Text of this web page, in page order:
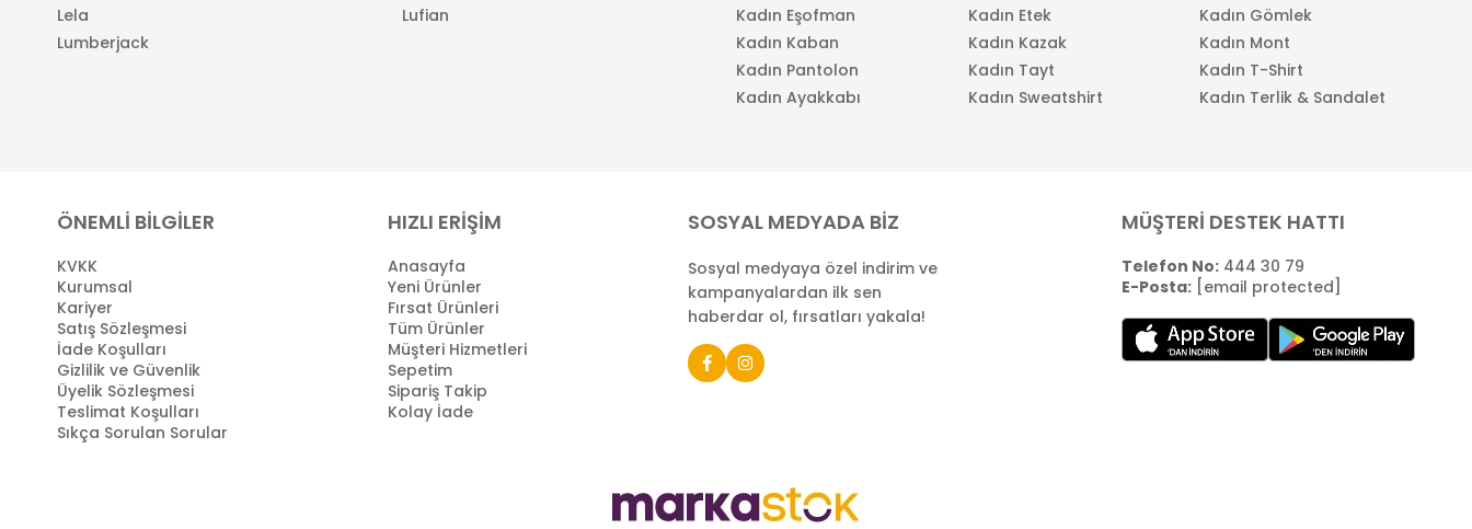
Lela
Lufian
Lumberjack
Kadın Eşofman
Kadın Etek
Kadın Gömlek
Kadın Kaban
Kadın Kazak
Kadın Mont
Kadın Pantolon
Kadın Tayt
Kadın T-Shirt
Kadın Ayakkabı
Kadın Sweatshirt Kadın Terlik & Sandalet
ÖNEMLİ BİLGİLER
KVKK
Kurumsal
Kariyer
Satış Sözleşmesi
İade Koşulları
Gizlilik ve Güvenlik
Üyelik Sözleşmesi
Teslimat Koşulları
Sıkça Sorulan Sorular
HIZLI ERİŞİM
Anasayfa
Yeni Ürünler
Fırsat Ürünleri
Tüm Ürünler
Müşteri Hizmetleri
Sepetim
Sipariş Takip
Kolay İade
SOSYAL MEDYADA BİZ
Sosyal medyaya özel indirim ve
kampanyalardan ilk sen
haberdar ol, fırsatları yakala!
MÜŞTERİ DESTEK HATTI
Telefon No:444 30 79
E-Posta: [email protected]